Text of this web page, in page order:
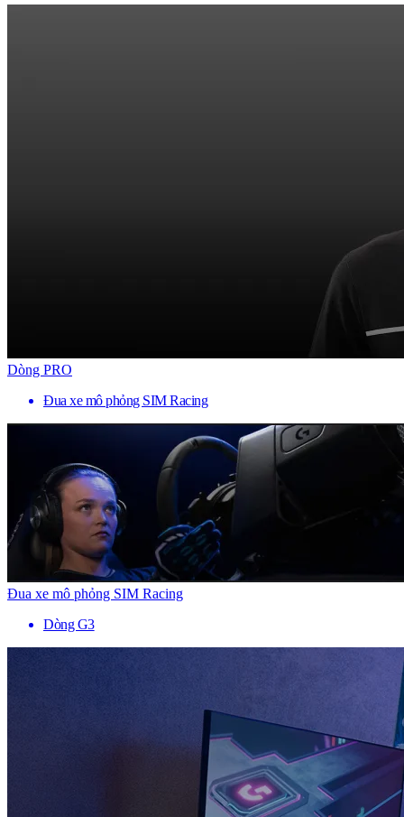
Dòng PRO
Đua xe mô phỏng SIM Racing
Đua xe mô phỏng SIM Racing
Dòng G3